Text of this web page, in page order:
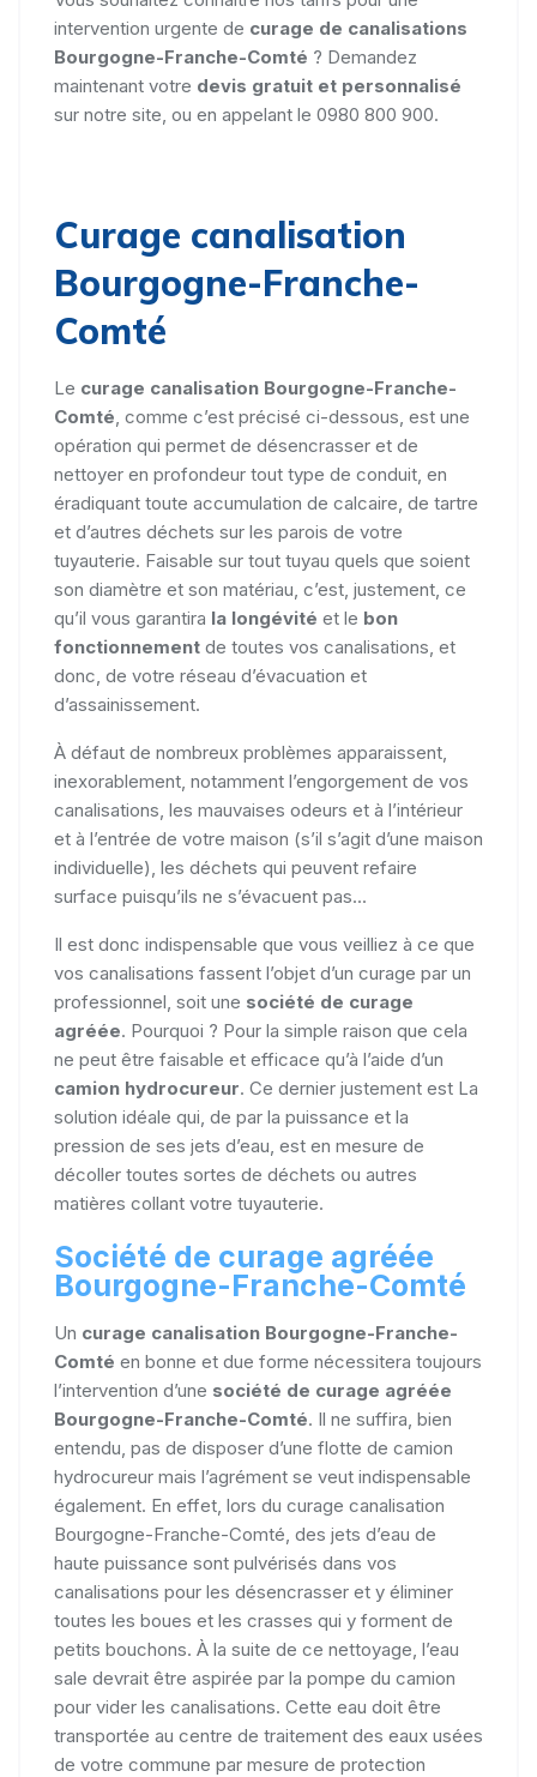
intervention urgente de curage de canalisations
Bourgogne-Franche-Comté ? Demandez
maintenant votre devis gratuit et personnalisé
sur notre site, ou en appelant le 0980 800 900.
Curage canalisation
Bourgogne-Franche-
Comté
Le curage canalisation Bourgogne-Franche-
Comté, comme c’est précisé ci-dessous, est une
opération qui permet de désencrasser et de
nettoyer en profondeur tout type de conduit, en
éradiquant toute accumulation de calcaire, de tartre
et d’autres déchets sur les parois de votre
tuyauterie. Faisable sur tout tuyau quels que soient
son diamètre et son matériau, c’est, justement, ce
qu’il vous garantira la longévité et le bon
fonctionnement de toutes vos canalisations, et
donc, de votre réseau d’évacuation et
d’assainissement.
À défaut de nombreux problèmes apparaissent,
inexorablement, notamment l’engorgement de vos
canalisations, les mauvaises odeurs et à l’intérieur
et à l’entrée de votre maison (s’il s’agit d’une maison
individuelle), les déchets qui peuvent refaire
surface puisqu’ils ne s’évacuent pas...
Il est donc indispensable que vous veilliez à ce que
vos canalisations fassent l’objet d’un curage par un
professionnel, soit une société de curage
agréée. Pourquoi ? Pour la simple raison que cela
ne peut être faisable et efficace qu’à l’aide d’un
camion hydrocureur. Ce dernier justement est La
solution idéale qui, de par la puissance et la
pression de ses jets d’eau, est en mesure de
décoller toutes sortes de déchets ou autres
matières collant votre tuyauterie.
Société de curage agréée
Bourgogne-Franche-Comté
Un curage canalisation Bourgogne-Franche-
Comté en bonne et due forme nécessitera toujours
l’intervention d’une société de curage agréée
Bourgogne-Franche-Comté. Il ne suffira, bien
entendu, pas de disposer d’une flotte de camion
hydrocureur mais l’agrément se veut indispensable
également. En effet, lors du curage canalisation
Bourgogne-Franche-Comté, des jets d’eau de
haute puissance sont pulvérisés dans vos
canalisations pour les désencrasser et y éliminer
toutes les boues et les crasses qui y forment de
petits bouchons. À la suite de ce nettoyage, l’eau
sale devrait être aspirée par la pompe du camion
pour vider les canalisations. Cette eau doit être
transportée au centre de traitement des eaux usées
de votre commune par mesure de protection